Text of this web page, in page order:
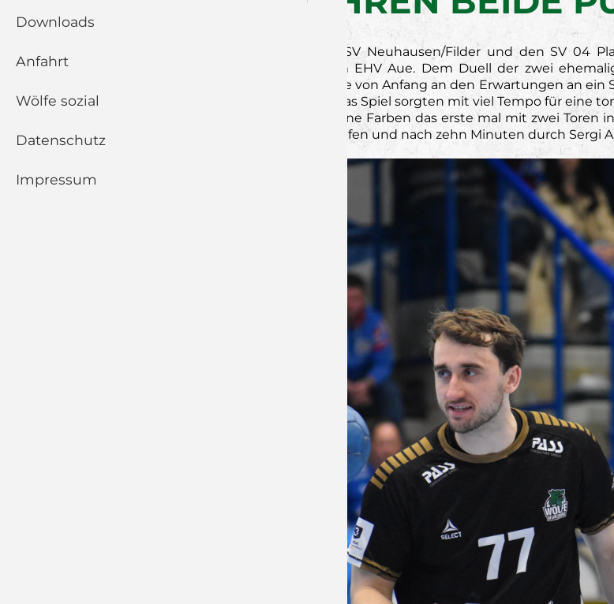
Nach den zwei Heimspielen gegen den TSV Neuhausen/Filder und den SV 04
Sonntag auf den Weg ins Erzgebirge, zum EHV Aue. Dem Duell der zwei
Rahmen geboten und auch die Partie wurde von Anfang an den Erwartungen an
Mannschaften mit einem offenen Visier in das Spiel sorgten mit viel Tempo für eine
erfolgreich eingesetzt und so brachte er seine Farben das erste mal mit zwei Toren
und konnten sich immer wieder herankämpfen und nach zehn Minuten durch Sergi
Downloads
Anfahrt
Wölfe sozial
Datenschutz
Impressum